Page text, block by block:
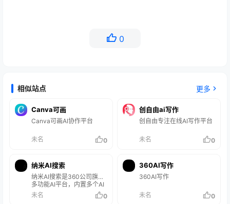
0
相似站点 更多
Canva可画
Canva可画AI协作平台
未名 0
创自由ai写作
创自由专注在线AI写作平台
未名 0
纳米AI搜索
纳米AI搜索是360公司旗下
多功能AI平台，内置多个AI
工具。
未名 0
360AI写作
360AI写作
未名 0